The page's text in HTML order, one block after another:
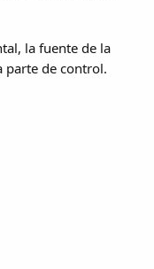
la fuente de la
parte de control.